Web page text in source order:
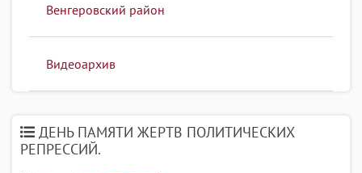
Венгеровский район
Видеоархив
ДЕНЬ ПАМЯТИ ЖЕРТВ ПОЛИТИЧЕСКИХ
РЕПРЕССИЙ.